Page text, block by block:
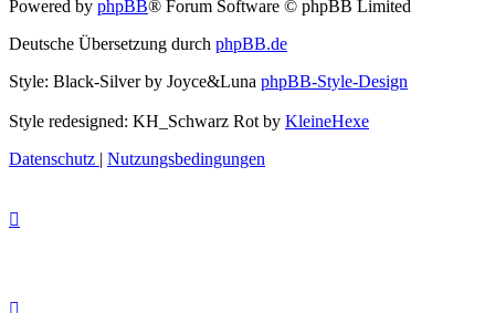
Powered by phpBB® Forum Software © phpBB Limited
Deutsche Übersetzung durch phpBB.de
Style: Black-Silver by Joyce&Luna phpBB-Style-Design
Style redesigned: KH_Schwarz Rot by KleineHexe
Datenschutz | Nutzungsbedingungen